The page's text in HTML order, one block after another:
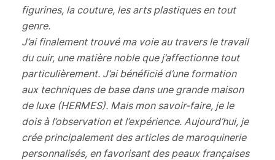
figurines, la couture, les arts plastiques en tout
genre.
J’ai finalement trouvé ma voie au travers le travail
du cuir, une matière noble que j’affectionne tout
particulièrement. J’ai bénéficié d’une formation
aux techniques de base dans une grande maison
de luxe (HERMES). Mais mon savoir-faire, je le
dois à l’observation et l’expérience. Aujourd’hui, je
crée principalement des articles de maroquinerie
personnalisés, en favorisant des peaux françaises